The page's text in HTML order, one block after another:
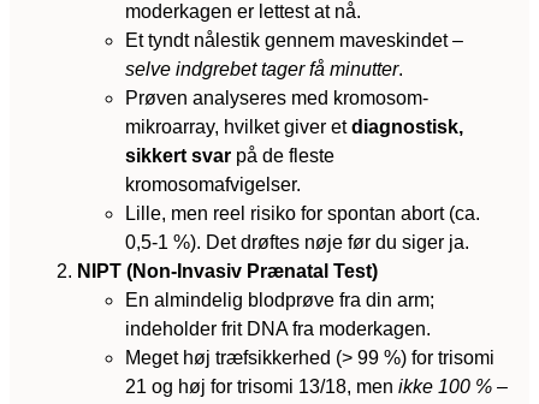
moderkagen er lettest at nå.
Et tyndt nålestik gennem maveskindet –
selve indgrebet tager få minutter.
Prøven analyseres med kromosom-
mikroarray, hvilket giver etdiagnostisk,
sikkert svar på de fleste
kromosomafvigelser.
Lille, men reel risiko for spontan abort (ca.
0,5-1 %). Det drøftes nøje før du siger ja.
NIPT (Non-Invasiv Prænatal Test)
En almindelig blodprøve fra din arm;
indeholder frit DNA fra moderkagen.
Meget høj træfsikkerhed (> 99 %) for trisomi
21 og høj for trisomi 13/18, men ikke 100 % –